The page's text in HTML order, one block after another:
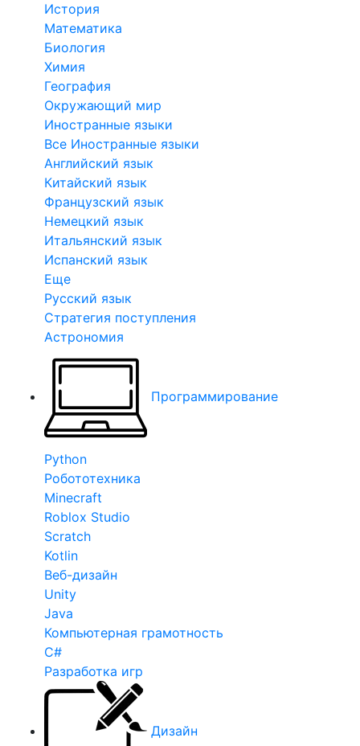
История
Математика
Биология
Химия
География
Окружающий мир
Иностранные языки
Все Иностранные языки
Английский язык
Китайский язык
Французский язык
Немецкий язык
Итальянский язык
Испанский язык
Еще
Русский язык
Стратегия поступления
Астрономия
Программирование
Python
Робототехника
Minecraft
Roblox Studio
Scratch
Kotlin
Веб-дизайн
Unity
Java
Компьютерная грамотность
C#
Разработка игр
Дизайн